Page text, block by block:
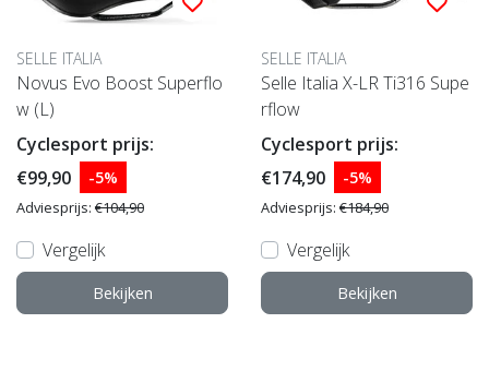
SELLE ITALIA
Novus Evo Boost Superflo
w (L)
Cyclesport prijs:
€99,90
-5%
Adviesprijs: €104,90
Vergelijk
Bekijken
SELLE ITALIA
Selle Italia X-LR Ti316 Supe
rflow
Cyclesport prijs:
€174,90
-5%
Adviesprijs: €184,90
Vergelijk
Bekijken